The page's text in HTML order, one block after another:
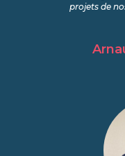
projets de